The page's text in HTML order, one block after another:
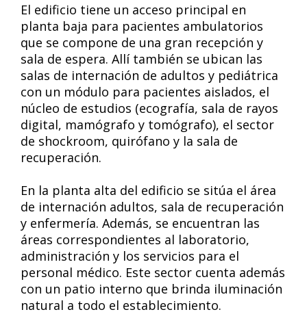
El edificio tiene un acceso principal en
planta baja para pacientes ambulatorios
que se compone de una gran recepción y
sala de espera. Allí también se ubican las
salas de internación de adultos y pediátrica
con un módulo para pacientes aislados, el
núcleo de estudios (ecografía, sala de rayos
digital, mamógrafo y tomógrafo), el sector
de shockroom, quirófano y la sala de
recuperación.
En la planta alta del edificio se sitúa el área
de internación adultos, sala de recuperación
y enfermería. Además, se encuentran las
áreas correspondientes al laboratorio,
administración y los servicios para el
personal médico. Este sector cuenta además
con un patio interno que brinda iluminación
natural a todo el establecimiento.